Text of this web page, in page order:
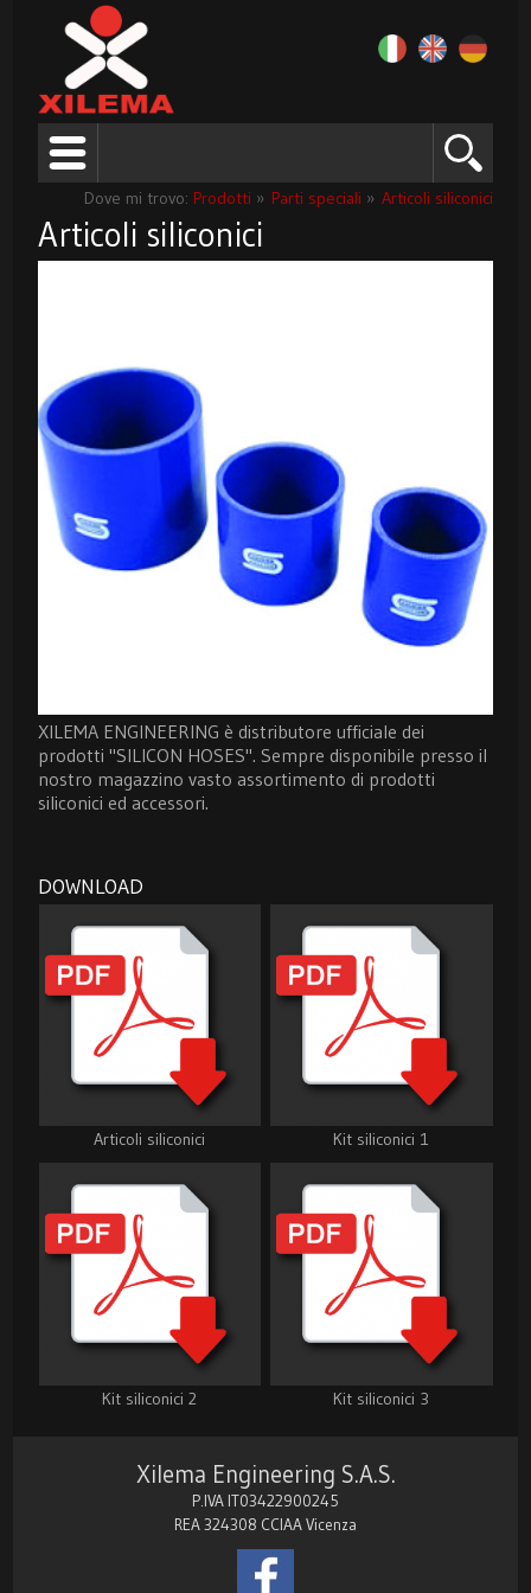
Dove mi trovo: Prodotti » Parti speciali » Articoli siliconici
Articoli siliconici
XILEMA ENGINEERING è distributore ufficiale dei
prodotti "SILICON HOSES". Sempre disponibile presso il
nostro magazzino vasto assortimento di prodotti
siliconici ed accessori.
DOWNLOAD
Articoli siliconici Kit siliconici 1
Kit siliconici 2 Kit siliconici 3
Xilema Engineering S.A.S.
P.IVA IT03422900245
REA 324308 CCIAA Vicenza